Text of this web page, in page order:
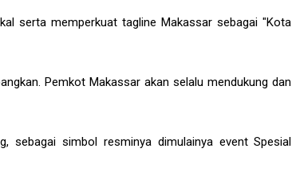
serta memperkuat tagline Makassar sebagai "Kota
Pemkot Makassar akan selalu mendukung dan
sebagai simbol resminya dimulainya event Spesial